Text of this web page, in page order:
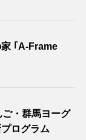
｢A-Frame
・群馬ヨーグ
ログラム